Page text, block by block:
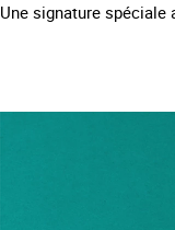
Une signature spéciale